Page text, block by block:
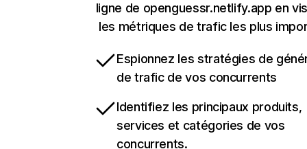
ligne de openguessr.netlify.app en
les métriques de trafic les plus
Espionnez les stratégies de
de trafic de vos concurrents
Identifiez les principaux produits,
services et catégories de vos
concurrents.